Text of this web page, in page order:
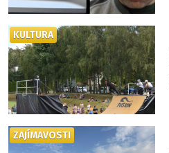
KULTURA
ZAJÍMAVOSTI